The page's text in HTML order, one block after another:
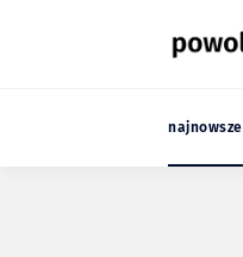
najnowsze